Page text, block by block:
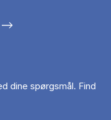
dine spørgsmål. Find